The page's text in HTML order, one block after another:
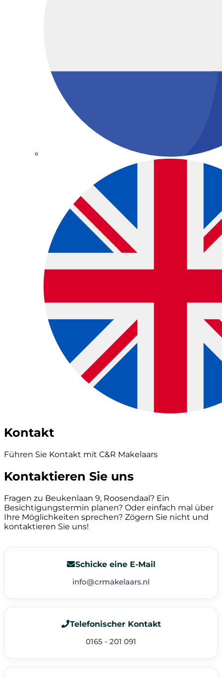
Kontakt
Führen Sie Kontakt mit C&R Makelaars
Kontaktieren Sie uns
Fragen zu Beukenlaan 9, Roosendaal? Ein
Besichtigungstermin planen? Oder einfach mal über
Ihre Möglichkeiten sprechen? Zögern Sie nicht und
kontaktieren Sie uns!
Schicke eine E-Mail
info@crmakelaars.nl
Telefonischer Kontakt
0165 - 201 091